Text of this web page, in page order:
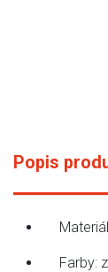
Popis
Farby: